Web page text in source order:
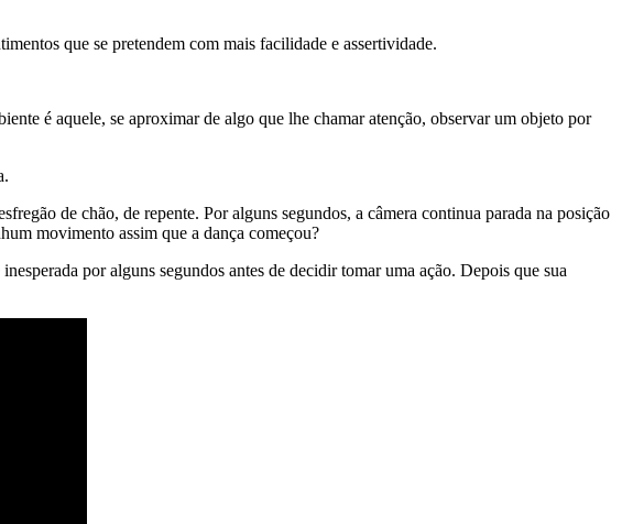
que se pretendem com mais facilidade e assertividade.
é aquele, se aproximar de algo que lhe chamar atenção, observar um objeto por
de chão, de repente. Por alguns segundos, a câmera continua parada na posição
movimento assim que a dança começou?
por alguns segundos antes de decidir tomar uma ação. Depois que sua